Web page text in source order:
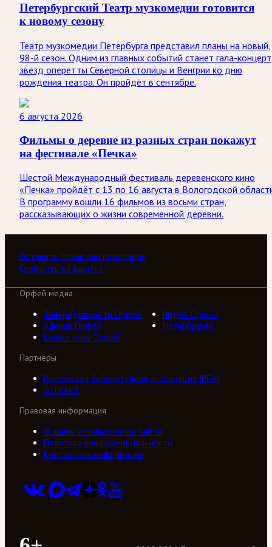
Петербургский Театр музкомедии готовится
к новому сезону
Театр музкомедии Петербурга представил планы на новый,
98-й сезон. Одним из главных событий станет гала-концерт
звёзд оперетты Северной столицы и Венгрии ко дню
рождения театра. Он пройдёт в сентябре.
6 августа 2026
Фильмы о деревне из разных стран покажут
на фестивале «Печка»
Шестой Международный фестиваль деревенского кино
«Печка» пройдёт с 13 по 16 августа в Вологодской
В программу вошли 16 фильмов из восьми стран,
рассказывающих о жизни современной деревни.
Оставить отзыв или пожелание
Сообщить об ошибке
Орфей медиа
Телерадиоцентр Орфей
Видео Орфей
Афиша Орфей
Ноты Орфей
Коллективы Орфей
Партнеры
Российская библиотечная ассоциация (РБА)
///ТРАКТ
Правовая информация
Условия использования сайта
Политика конфиденциальности
Контактная информация